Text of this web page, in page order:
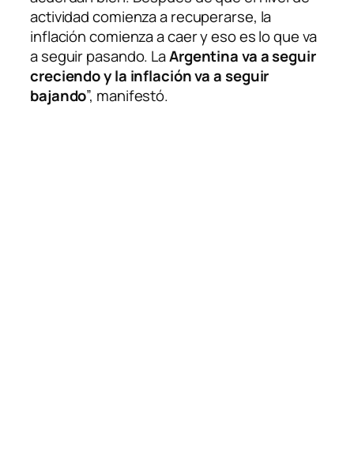
actividad comienza a recuperarse, la
inflación comienza a caer y eso es lo que va
a seguir pasando. LaArgentina va a seguir
creciendo y la inflación va a seguir
bajando”, manifestó.